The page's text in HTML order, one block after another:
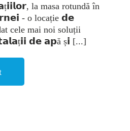
la masa rotundă în
- o locație 𝗱𝗲
cele mai noi soluții
𝗱𝗲 𝗮𝗽ă ș𝗶 [...]